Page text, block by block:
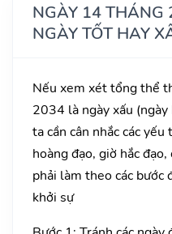
NGÀY 14
NGÀY TỐT HAY
Nếu xem xét tổng thể
2034 là ngày xấu
ta cần cân nhắc các
hoàng đạo, giờ hắc
phải làm theo các bước
khởi sự